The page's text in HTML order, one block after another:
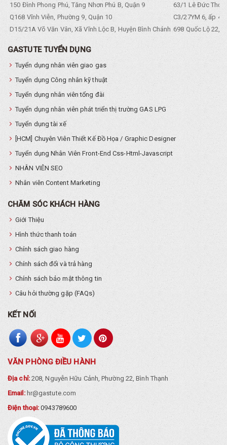
150 Đình Phong Phú, Tăng Nhơn Phú B, Quận 9
63/1 Lê Đức Thọ,
Q168 Vĩnh Viễn, Phường 9, Quận 10
C3/27YM 6, ấp 4,
D15/21A Võ Văn Vân, Xã Vĩnh Lộc B, Huyện Bình Chánh 698 Quốc Lộ 22,
GASTUTE TUYỂN DỤNG
Tuyển dụng nhân viên giao gas
Tuyển dụng Công nhân kỹ thuật
Tuyển dụng nhân viên tổng đài
Tuyển dụng nhân viên phát triển thị trường GAS LPG
Tuyển dụng tài xế
[HCM] Chuyên Viên Thiết Kế Đồ Họa / Graphic Designer
Tuyển dụng Nhân Viên Front-End Css-Html-Javascript
NHÂN VIÊN SEO
Nhân viên Content Marketing
CHĂM SÓC KHÁCH HÀNG
Giới Thiệu
Hình thức thanh toán
Chính sách giao hàng
Chính sách đổi và trả hàng
Chính sách bảo mật thông tin
Câu hỏi thường gặp (FAQs)
KẾT NỐI
VĂN PHÒNG ĐIỀU HÀNH
Địa chỉ:208, Nguyễn Hữu Cảnh, Phường 22, Bình Thạnh
Email: hr@gastute.com
Điện thoại:0943789600